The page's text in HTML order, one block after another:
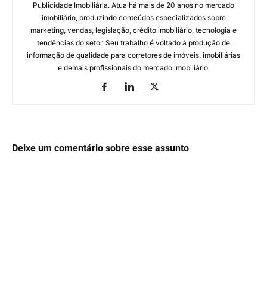
Publicidade Imobiliária. Atua há mais de 20 anos no mercado
imobiliário, produzindo conteúdos especializados sobre
marketing, vendas, legislação, crédito imobiliário, tecnologia e
tendências do setor. Seu trabalho é voltado à produção de
informação de qualidade para corretores de imóveis, imobiliárias
e demais profissionais do mercado imobiliário.
Deixe um comentário sobre esse assunto